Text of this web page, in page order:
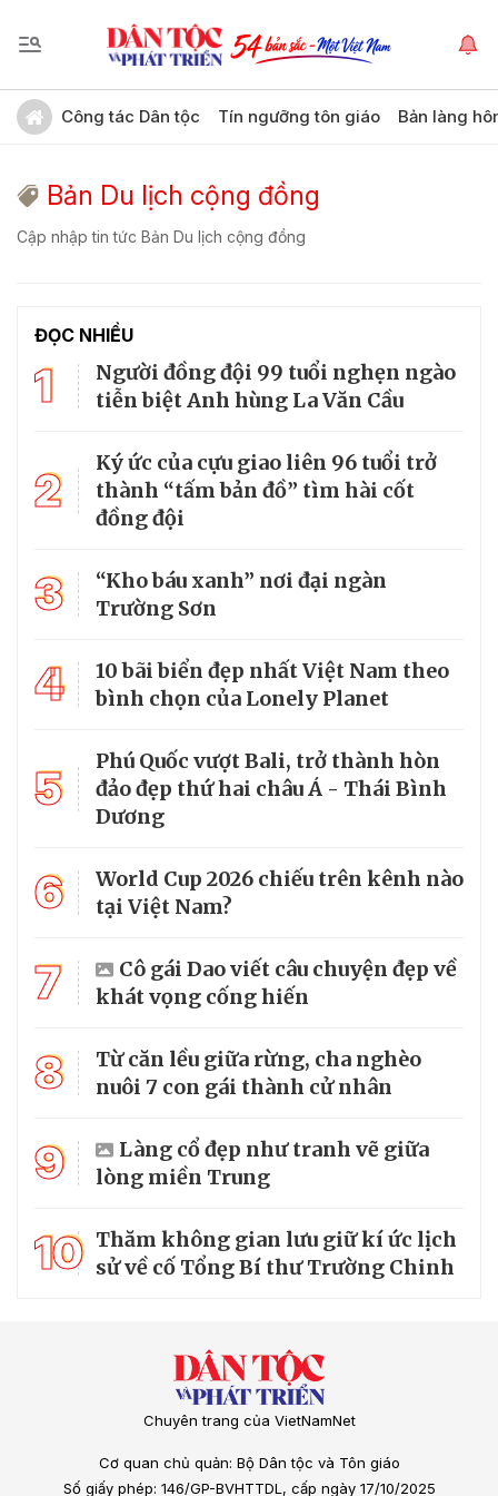
Công tác Dân tộc Tín ngưỡng tôn giáo Bản làng
Bản Du lịch cộng đồng
Cập nhập tin tức Bản Du lịch cộng đồng
ĐỌC NHIỀU
1
Người đồng đội 99 tuổi nghẹn ngào
tiễn biệt Anh hùng La Văn Cầu
2
Ký ức của cựu giao liên 96 tuổi trở
thành “tấm bản đồ” tìm hài cốt
đồng đội
3
“Kho báu xanh” nơi đại ngàn
Trường Sơn
4
10 bãi biển đẹp nhất Việt Nam theo
bình chọn của Lonely Planet
5
Phú Quốc vượt Bali, trở thành hòn
đảo đẹp thứ hai châu Á - Thái Bình
Dương
6
World Cup 2026 chiếu trên kênh nào
tại Việt Nam?
7
Cô gái Dao viết câu chuyện đẹp về
khát vọng cống hiến
8
Từ căn lều giữa rừng, cha nghèo
nuôi 7 con gái thành cử nhân
9
Làng cổ đẹp như tranh vẽ giữa
lòng miền Trung
10 Thăm không gian lưu giữ kí ức lịch
sử về cố Tổng Bí thư Trường Chinh
Chuyên trang của VietNamNet
Cơ quan chủ quản: Bộ Dân tộc và Tôn giáo
Số giấy phép: 146/GP-BVHTTDL, cấp ngày 17/10/2025